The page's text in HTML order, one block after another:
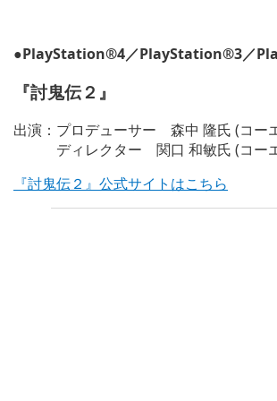
●PlayStation®4／PlayStation®3／
『討鬼伝２』
出演：プロデューサー 森中 隆氏 (コー
ディレクター 関口 和敏氏 (コーエ
『討鬼伝２』公式サイトはこちら